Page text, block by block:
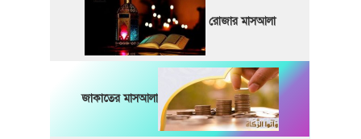
রোজার মাসআলা
জাকাতের মাসআলা